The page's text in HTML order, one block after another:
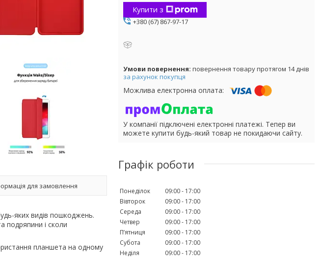
для замовлення
яких видів пошкоджень.
подряпини і сколи
планшета на одному
Купити з
+380 (67) 867-97-17
повернення товару протягом 14 днів
за рахунок покупця
У компанії підключені електронні платежі. Тепер ви
можете купити будь-який товар не покидаючи сайту.
Графік роботи
Понеділок 09:00
17:00
Вівторок
09:00
17:00
Середа
09:00
17:00
Четвер
09:00
17:00
Пʼятниця
09:00
17:00
Субота
09:00
17:00
Неділя
09:00 17:00